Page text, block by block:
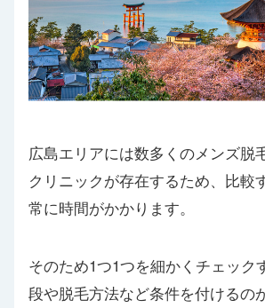
広島エリアには数多くのメンズ脱
クリニックが存在するため、比較
常に時間がかかります。
そのため1つ1つを細かくチェック
段や脱毛方法など条件を付けるの